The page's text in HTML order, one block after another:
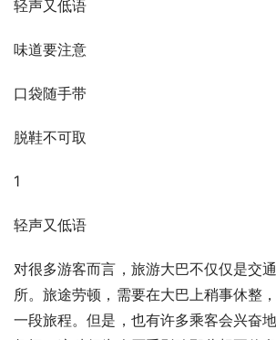
轻声又低语
味道要注意
口袋随手带
脱鞋不可取
1
轻声又低语
对很多游客而言，旅游大巴不仅仅是交
所。旅途劳顿，需要在大巴上稍事休整
一段旅程。但是，也有许多乘客会兴奋